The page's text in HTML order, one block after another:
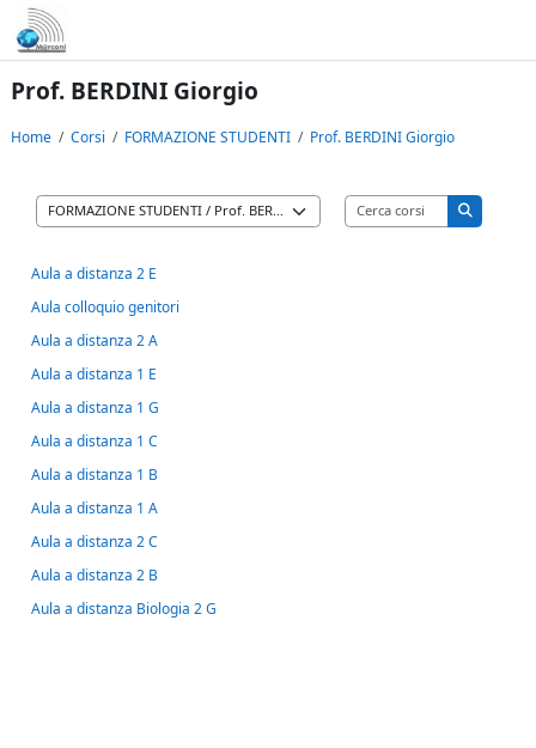
Vai al contenuto principale
Prof. BERDINI Giorgio
Home Corsi FORMAZIONE STUDENTI Prof. BERDINI Giorgio
Categorie di corso
Cerca corsi
Cerca
Aula a distanza 2 E
Aula colloquio genitori
Aula a distanza 2 A
Aula a distanza 1 E
Aula a distanza 1 G
Aula a distanza 1 C
Aula a distanza 1 B
Aula a distanza 1 A
Aula a distanza 2 C
Aula a distanza 2 B
Aula a distanza Biologia 2 G